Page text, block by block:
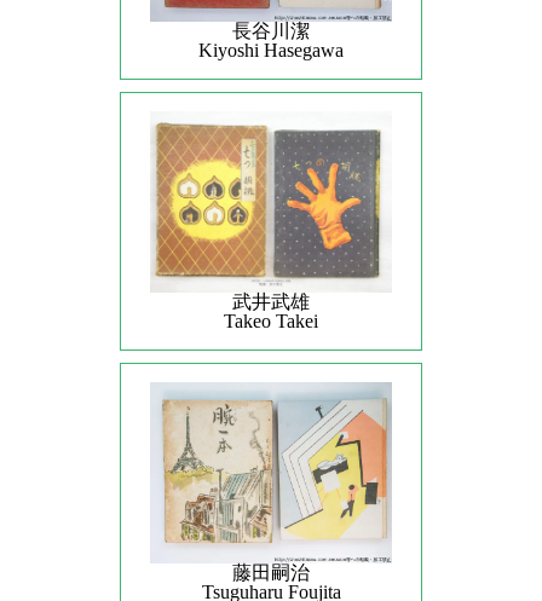
長谷川潔
Kiyoshi Hasegawa
武井武雄
Takeo Takei
藤田嗣治
Tsuguharu Foujita